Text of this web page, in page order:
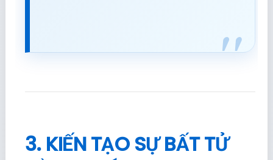
3. KIẾN TẠO SỰ BẤT TỬ